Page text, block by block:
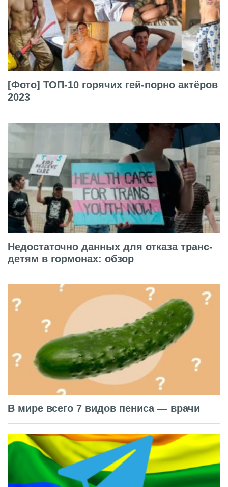
[Фото] ТОП-10 горячих гей-порно актёров
2023
Недостаточно данных для отказа транс-
детям в гормонах: обзор
В мире всего 7 видов пениса — врачи